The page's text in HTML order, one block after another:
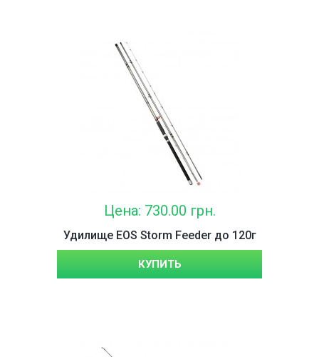
Цена: 730.00 грн.
Удилище EOS Storm Feeder до 120г
КУПИТЬ